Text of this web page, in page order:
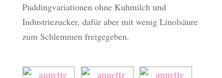
Puddingvariationen ohne Kuhmilch und
Industriezucker, dafür aber mit wenig Linolsäure
zum Schlemmen freigegeben.